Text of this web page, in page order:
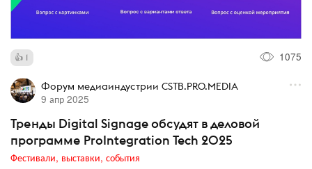
1 1075
Форум медиаиндустрии CSTB.PRO.MEDIA
9 апр 2025
Тренды Digital Signage обсудят в деловой
программе ProIntegration Tech 2025
Фестивали, выставки, события